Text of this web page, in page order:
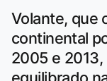
Volante, que
continental
2005 e
equilibrado